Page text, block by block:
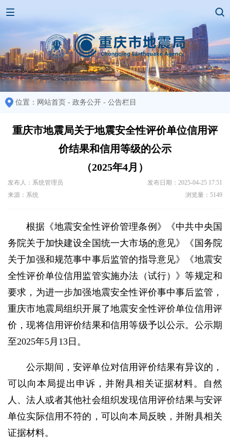
位置： 网站首页 - 政务公开 - 公告栏目
重庆市地震局关于地震安全性评价单位信用评
价结果和信用等级的公示
（2025年4月）
发布人：系统管理员
发布日期：2025-04-25 17:51
来源：系统
浏览量：5149
根据《地震安全性评价管理条例》《中共中央国
务院关于加快建设全国统一大市场的意见》《国务院
关于加强和规范事中事后监管的指导意见》《地震安
全性评价单位信用监管实施办法（试行）》等规定和
要求，为进一步加强地震安全性评价事中事后监管，
重庆市地震局组织开展了地震安全性评价单位信用评
价，现将信用评价结果和信用等级予以公示。公示期
至2025年5月13日。
公示期间，安评单位对信用评价结果有异议的，
可以向本局提出申诉，并附具相关证据材料。自然
人、法人或者其他社会组织发现信用评价结果与安评
单位实际信用不符的，可以向本局反映，并附具相关
证据材料。